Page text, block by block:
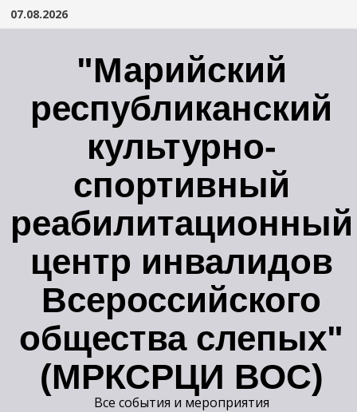
Перейти
07.08.2026
"Марийский
республиканский
культурно-
спортивный
реабилитационный
центр инвалидов
Всероссийского
общества слепых"
(МРКСРЦИ ВОС)
Все события и мероприятия